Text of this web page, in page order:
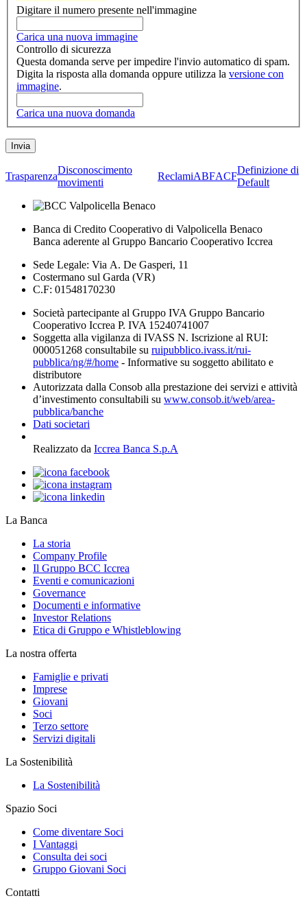
Digitare il numero presente nell'immagine
Carica una nuova immagine
Controllo di sicurezza
Questa domanda serve per impedire l'invio automatico di spam.
Digita la risposta alla domanda oppure utilizza la versione con
immagine.
Carica una nuova domanda
Trasparenza
Disconoscimento
movimenti
ReclamiABFACF
Definizione di
Default
Banca di Credito Cooperativo di Valpolicella Benaco
Banca aderente al Gruppo Bancario Cooperativo Iccrea
Sede Legale: Via A. De Gasperi, 11
Costermano sul Garda (VR)
C.F: 01548170230
Società partecipante al Gruppo IVA Gruppo Bancario
Cooperativo Iccrea P. IVA 15240741007
Soggetta alla vigilanza di IVASS N. Iscrizione al RUI:
000051268 consultabile su ruipubblico.ivass.it/rui-
pubblica/ng/#/home - Informative su soggetto abilitato e
distributore
Autorizzata dalla Consob alla prestazione dei servizi e attività
d’investimento consultabili su www.consob.it/web/area-
pubblica/banche
Dati societari
Realizzato da Iccrea Banca S.p.A
La Banca
La storia
Company Profile
Il Gruppo BCC Iccrea
Eventi e comunicazioni
Governance
Documenti e informative
Investor Relations
Etica di Gruppo e Whistleblowing
La nostra offerta
Famiglie e privati
Imprese
Giovani
Soci
Terzo settore
Servizi digitali
La Sostenibilità
La Sostenibilità
Spazio Soci
Come diventare Soci
I Vantaggi
Consulta dei soci
Gruppo Giovani Soci
Contatti